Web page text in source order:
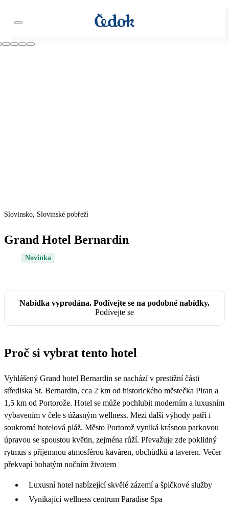
Slovinsko, Slovinské pobřeží
Grand Hotel Bernardin
Novinka
Nabídka vyprodána. Podívejte se na podobné nabídky.
Podívejte se
Proč si vybrat tento hotel
Vyhlášený Grand hotel Bernardin se nachází v prestižní části
střediska St. Bernardin, cca 2 km od historického městečka Piran a
1,5 km od Portorože. Hotel se může pochlubit moderním a luxusním
vybavením v čele s úžasným wellness. Mezi další výhody patří i
soukromá hotelová pláž. Město Portorož vyniká krásnou parkovou
úpravou se spoustou květin, zejména růží. Převažuje zde poklidný
rytmus s příjemnou atmosférou kaváren, obchůdků a taveren. Večer
překvapí bohatým nočním životem
Luxusní hotel nabízející skvělé zázemí a špičkové služby
Vynikající wellness centrum Paradise Spa